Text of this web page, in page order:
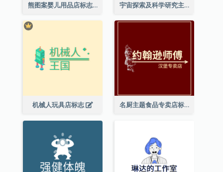
熊图案婴儿用品店标志 宇宙探索及科学研究主题标志设计
机械人玩具店标志 名厨主题食品专卖店标志